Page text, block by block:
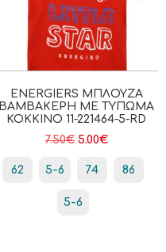
ENERGIERS ΜΠΛΟΎΖΑ
ΒΑΜΒΑΚΕΡΉ ΜΕ ΤΎΠΩΜΑ
ΚΟΚΚΙΝΟ 11-221464-5-RD
7.50€ 5.00€
62 5-6 74 86
5-6